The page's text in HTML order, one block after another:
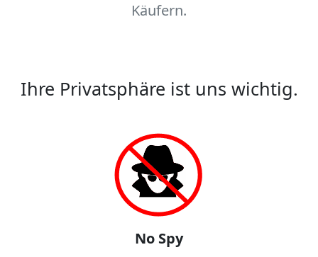
Käufern.
Ihre Privatsphäre ist uns wichtig.
No Spy